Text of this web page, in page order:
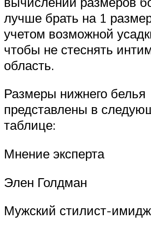
лучше брать на 1
учетом возможной
чтобы не стеснять
область.
Размеры нижнего белья
представлены в
таблице:
Мнение эксперта
Элен Голдман
Мужский стилист-